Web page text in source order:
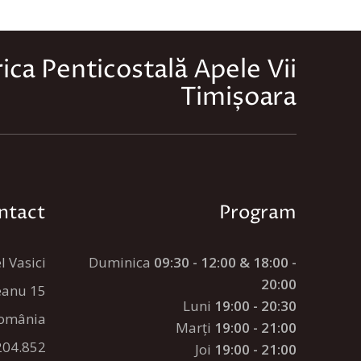
Penticostală Apele Vii
Timișoara
Vasici
15
Program
Duminica 09:30 - 12:00 & 18:00 -
20:00
Luni 19:00 - 20:30
Marți 19:00 - 21:00
Joi 19:00 - 21:00